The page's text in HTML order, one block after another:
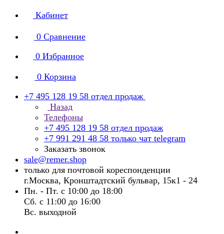
Кабинет
0 Сравнение
0 Избранное
0 Корзина
+7 495 128 19 58 отдел продаж
Назад
Телефоны
+7 495 128 19 58 отдел продаж
+7 991 291 48 58 только чат telegram
Заказать звонок
sale@remer.shop
только для почтовой кореспонденции
г.Москва, Кронштадтский бульвар, 15к1 - 24
Пн. - Пт. с 10:00 до 18:00
Сб. с 11:00 до 16:00
Вс. выходной